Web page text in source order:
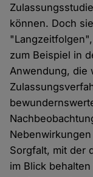
können. Doch
zum Beispiel in
Anwendung, die
Sorgfalt, mit der
im Blick